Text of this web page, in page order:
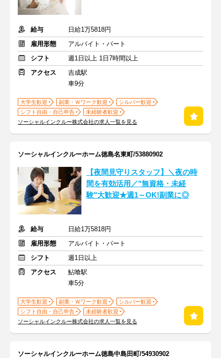
給与
日給1万5818円
雇用形態
アルバイト・パート
シフト
週1日以上 1日7時間以上
アクセス
吉成駅
車9分
大学生歓迎 副業・Ｗワーク歓迎
シルバー歓迎
シフト自由・自己申告
未経験者歓迎
ソーシャルインクルー株式会社の求人一覧を見る
ソーシャルインクルーホーム徳島名東町/53880902
【夜間見守りスタッフ】＼夜の時
間を有効活用／"無資格・未経
験"大歓迎★週1～OK!副業に◎
給与
日給1万5818円
雇用形態
アルバイト・パート
シフト
週1日以上
アクセス
鮎喰駅
車5分
大学生歓迎 副業・Ｗワーク歓迎
シルバー歓迎
シフト自由・自己申告
未経験者歓迎
ソーシャルインクルー株式会社の求人一覧を見る
ソーシャルインクルーホーム徳島中島田町/54930902